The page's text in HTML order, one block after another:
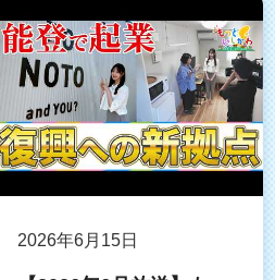
2026年6月15日